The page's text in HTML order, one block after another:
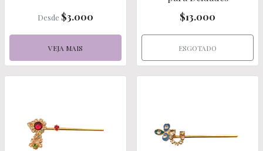
Desde $3.000
VEJA MAIS
$13.000
ESGOTADO